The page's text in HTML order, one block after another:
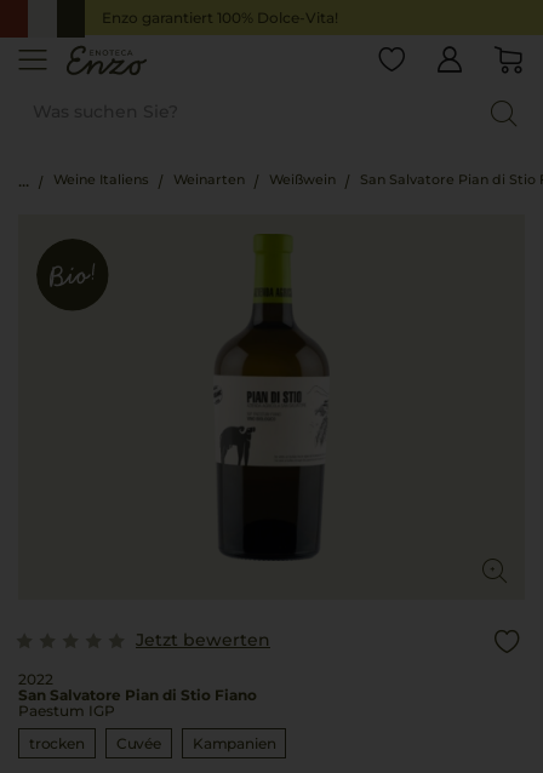
Enzo garantiert 100% Dolce-Vita!
Weine Italiens Weinarten Weißwein San Salvatore Pian di Stio
Jetzt bewerten
2022
San Salvatore Pian di Stio Fiano
Paestum IGP
trocken
Cuvée Kampanien